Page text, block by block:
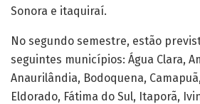
Sonora e itaquiraí.
No segundo semestre, estão
seguintes municípios: Água Clara,
Anaurilândia, Bodoquena,
Eldorado, Fátima do Sul, Itaporã,